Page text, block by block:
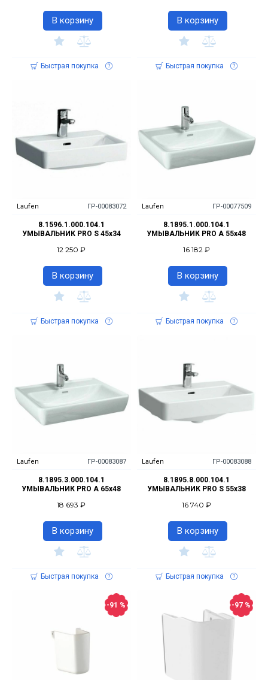
В корзину
Быстрая покупка
В корзину
Быстрая покупка
Laufen ГР-00083072
8.1596.1.000.104.1
УМЫВАЛЬНИК PRO S 45x34
12 250 ₽
В корзину
Быстрая покупка
Laufen ГР-00077509
8.1895.1.000.104.1
УМЫВАЛЬНИК PRO A 55x48
16 182 ₽
В корзину
Быстрая покупка
Laufen ГР-00083087
8.1895.3.000.104.1
УМЫВАЛЬНИК PRO A 65x48
18 693 ₽
В корзину
Быстрая покупка
Laufen ГР-00083088
8.1895.8.000.104.1
УМЫВАЛЬНИК PRO S 55x38
16 740 ₽
В корзину
Быстрая покупка
-91 % -97 %